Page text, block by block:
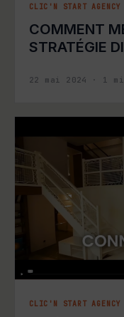
CLIC'N START AGENCY
COMMENT
STRATÉGIE
22 mai 2024 · 1
CLIC'N START AGENCY